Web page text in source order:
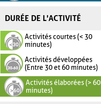
DURÉE DE L'ACTIVITÉ
Activités courtes (< 30
minutes)
Activités développées
(Entre 30 et 60 minutes)
Activités élaborées (> 60
minutes)